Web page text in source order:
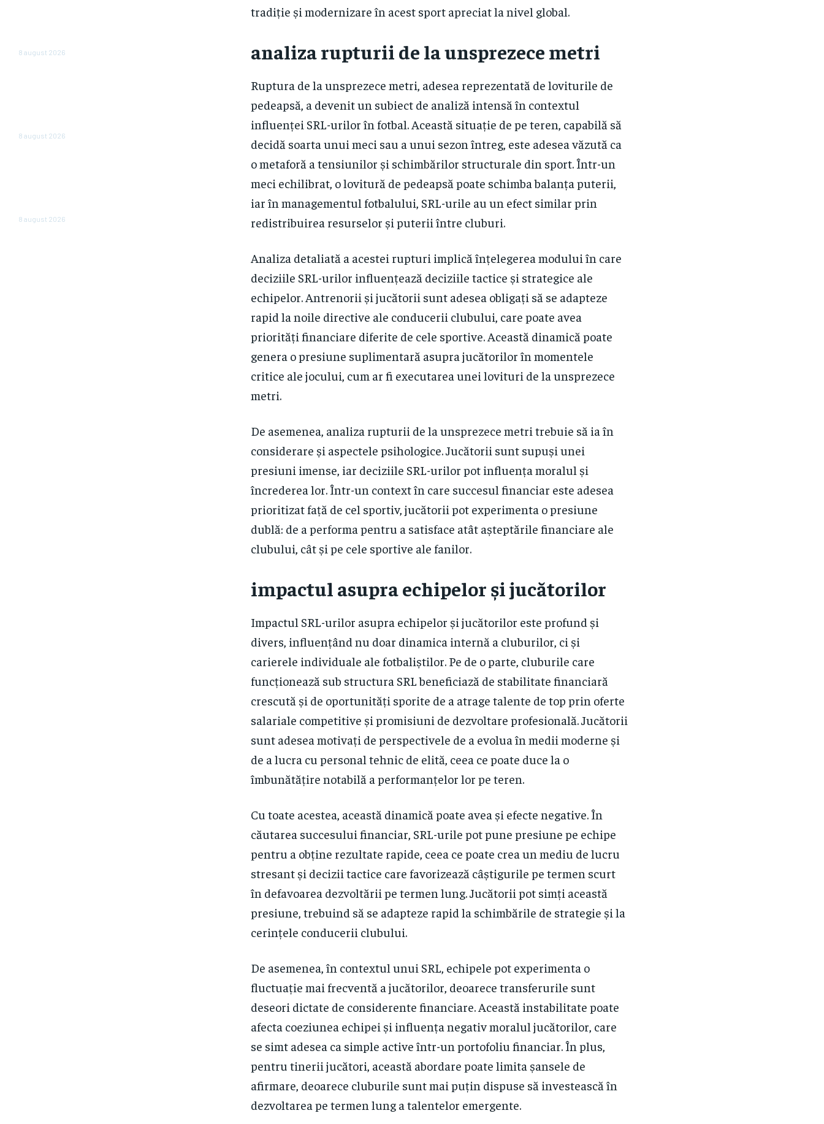
8 august 2026
8 august 2026
8 august 2026
tradiție și modernizare în acest sport apreciat la nivel global.
analiza rupturii de la unsprezece metri
Ruptura de la unsprezece metri, adesea reprezentată de loviturile de
pedeapsă, a devenit un subiect de analiză intensă în contextul
influenței SRL-urilor în fotbal. Această situație de pe teren, capabilă să
decidă soarta unui meci sau a unui sezon întreg, este adesea văzută ca
o metaforă a tensiunilor și schimbărilor structurale din sport. Într-un
meci echilibrat, o lovitură de pedeapsă poate schimba balanța puterii,
iar în managementul fotbalului, SRL-urile au un efect similar prin
redistribuirea resurselor și puterii între cluburi.
Analiza detaliată a acestei rupturi implică înțelegerea modului în care
deciziile SRL-urilor influențează deciziile tactice și strategice ale
echipelor. Antrenorii și jucătorii sunt adesea obligați să se adapteze
rapid la noile directive ale conducerii clubului, care poate avea
priorități financiare diferite de cele sportive. Această dinamică poate
genera o presiune suplimentară asupra jucătorilor în momentele
critice ale jocului, cum ar fi executarea unei lovituri de la unsprezece
metri.
De asemenea, analiza rupturii de la unsprezece metri trebuie să ia în
considerare și aspectele psihologice. Jucătorii sunt supuși unei
presiuni imense, iar deciziile SRL-urilor pot influența moralul și
încrederea lor. Într-un context în care succesul financiar este adesea
prioritizat față de cel sportiv, jucătorii pot experimenta o presiune
dublă: de a performa pentru a satisface atât așteptările financiare ale
clubului, cât și pe cele sportive ale fanilor.
impactul asupra echipelor și jucătorilor
Impactul SRL-urilor asupra echipelor și jucătorilor este profund și
divers, influențând nu doar dinamica internă a cluburilor, ci și
carierele individuale ale fotbaliștilor. Pe de o parte, cluburile care
funcționează sub structura SRL beneficiază de stabilitate financiară
crescută și de oportunități sporite de a atrage talente de top prin oferte
salariale competitive și promisiuni de dezvoltare profesională. Jucătorii
sunt adesea motivați de perspectivele de a evolua în medii moderne și
de a lucra cu personal tehnic de elită, ceea ce poate duce la o
îmbunătățire notabilă a performanțelor lor pe teren.
Cu toate acestea, această dinamică poate avea și efecte negative. În
căutarea succesului financiar, SRL-urile pot pune presiune pe echipe
pentru a obține rezultate rapide, ceea ce poate crea un mediu de lucru
stresant și decizii tactice care favorizează câștigurile pe termen scurt
în defavoarea dezvoltării pe termen lung. Jucătorii pot simți această
presiune, trebuind să se adapteze rapid la schimbările de strategie și la
cerințele conducerii clubului.
De asemenea, în contextul unui SRL, echipele pot experimenta o
fluctuație mai frecventă a jucătorilor, deoarece transferurile sunt
deseori dictate de considerente financiare. Această instabilitate poate
afecta coeziunea echipei și influența negativ moralul jucătorilor, care
se simt adesea ca simple active într-un portofoliu financiar. În plus,
pentru tinerii jucători, această abordare poate limita șansele de
afirmare, deoarece cluburile sunt mai puțin dispuse să investească în
dezvoltarea pe termen lung a talentelor emergente.